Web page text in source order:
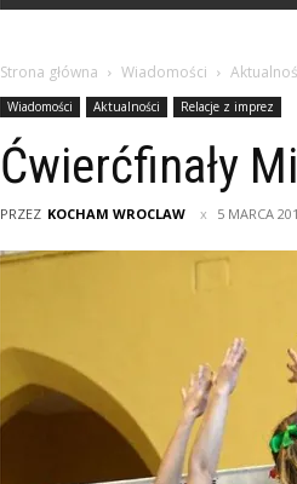
Strona główna Wiadomości
Wiadomości Aktualności Relacje z imprez
Ćwierćfinały
PRZEZ KOCHAM WROCLAW 5 MARCA